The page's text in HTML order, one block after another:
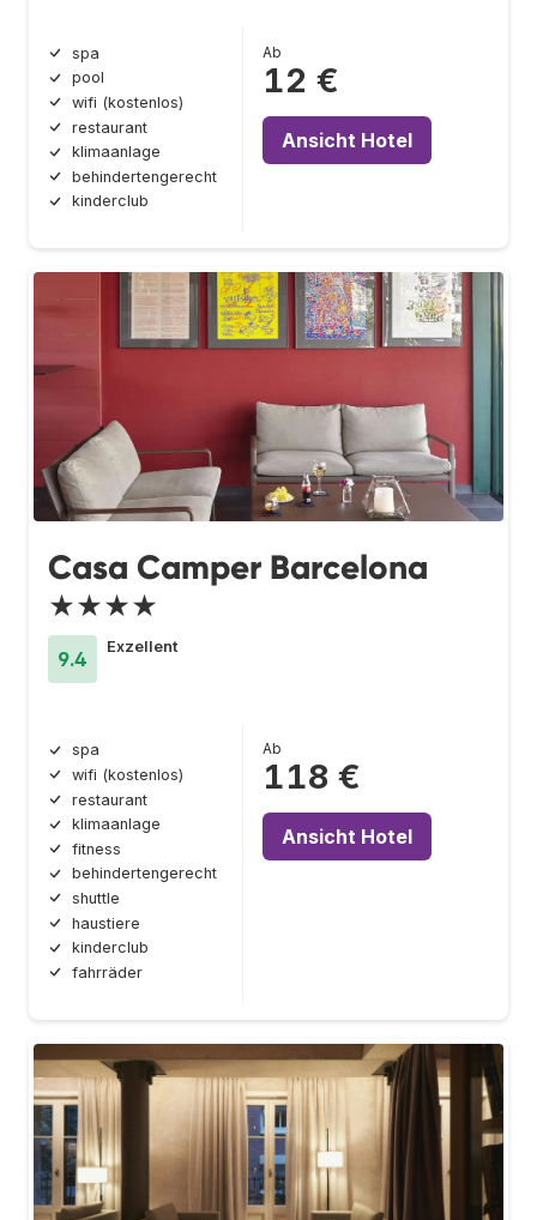
spa
pool
wifi (kostenlos)
restaurant
klimaanlage
behindertengerecht
kinderclub
Ab
12 €
Ansicht Hotel
Casa Camper Barcelona
★★★★
9.4
Exzellent
spa
wifi (kostenlos)
restaurant
klimaanlage
fitness
behindertengerecht
shuttle
haustiere
kinderclub
fahrräder
Ab
118 €
Ansicht Hotel